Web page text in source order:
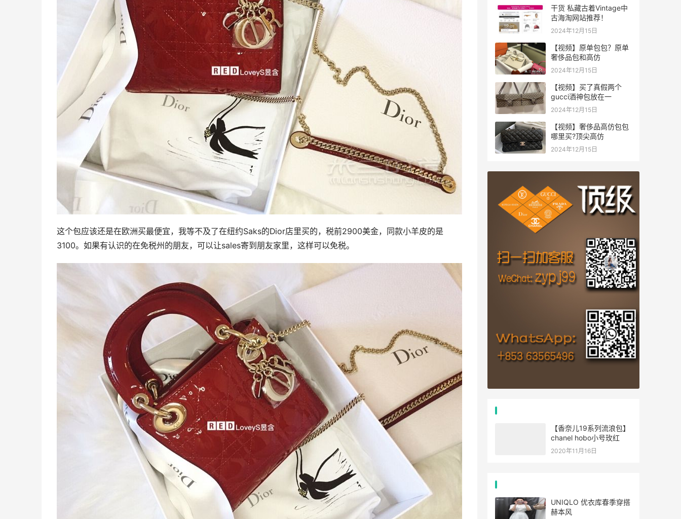
这个包应该还是在欧洲买最便宜，我等不及了在纽约Saks的Dior店里买的，税前2900美金，同款小羊皮的是
3100。如果有认识的在免税州的朋友，可以让sales寄到朋友家里，这样可以免税。
干货 私藏古着Vintage中
古海淘网站推荐！
2024年12月15日
【视频】原单包包？原单
奢侈品包和高仿
2024年12月15日
【视频】买了真假两个
gucci酒神包放在一
2024年12月15日
【视频】奢侈品高仿包包
哪里买?顶尖高仿
2024年12月15日
【香奈儿19系列流浪包】
chanel hobo小号玫红
2020年11月16日
UNIQLO 优衣库春季穿搭
赫本风